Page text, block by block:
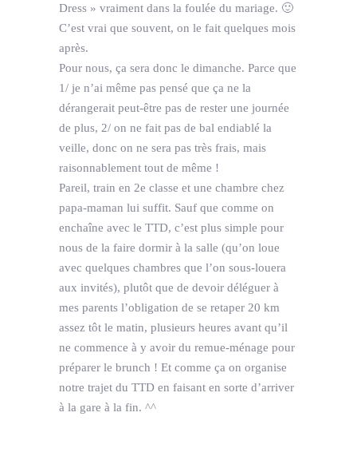
Dress » vraiment dans la foulée du mariage. 🙂
C’est vrai que souvent, on le fait quelques mois
après.
Pour nous, ça sera donc le dimanche. Parce que
1/ je n’ai même pas pensé que ça ne la
dérangerait peut-être pas de rester une journée
de plus, 2/ on ne fait pas de bal endiablé la
veille, donc on ne sera pas très frais, mais
raisonnablement tout de même !
Pareil, train en 2e classe et une chambre chez
papa-maman lui suffit. Sauf que comme on
enchaîne avec le TTD, c’est plus simple pour
nous de la faire dormir à la salle (qu’on loue
avec quelques chambres que l’on sous-louera
aux invités), plutôt que de devoir déléguer à
mes parents l’obligation de se retaper 20 km
assez tôt le matin, plusieurs heures avant qu’il
ne commence à y avoir du remue-ménage pour
préparer le brunch ! Et comme ça on organise
notre trajet du TTD en faisant en sorte d’arriver
à la gare à la fin. ^^